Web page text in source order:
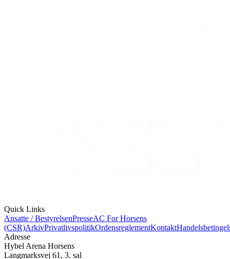
Quick Links
Ansatte / BestyrelsenPresseAC For Horsens
(CSR)ArkivPrivatlivspolitikOrdensreglementKontakt
Adresse
Hybel Arena Horsens
Langmarksvej 61, 3. sal